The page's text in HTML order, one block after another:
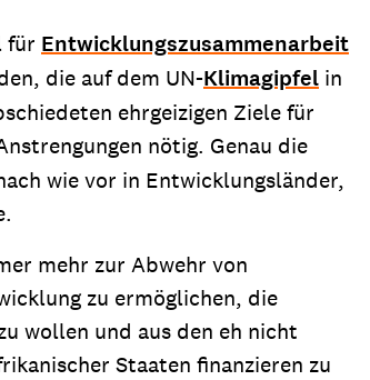
Projektmaterial
für Entwicklungszusammenarbeit
die auf dem UN-Klimagipfel in
ehrgeizigen Ziele für
nötig. Genau die
wie vor in Entwicklungsländer,
mehr zur Abwehr von
zu ermöglichen, die
wollen und aus den eh nicht
Staaten finanzieren zu